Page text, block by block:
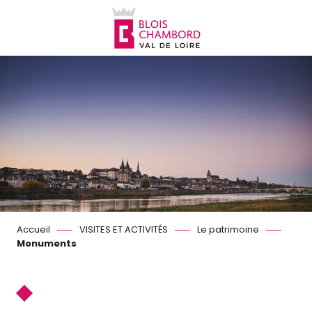
principal
Accueil VISITES ET ACTIVITÉS
Le patrimoine
Monuments